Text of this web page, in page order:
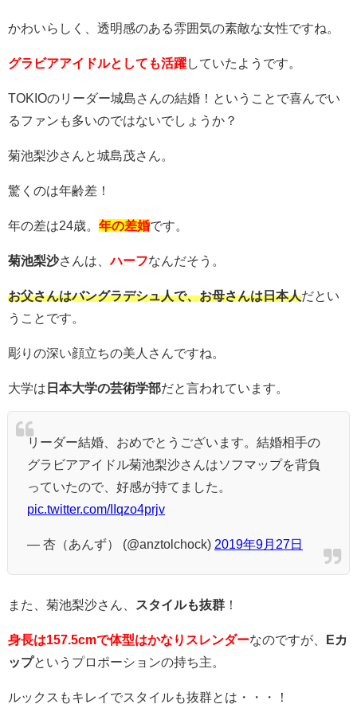
かわいらしく、透明感のある雰囲気の素敵な女性ですね。
グラビアアイドルとしても活躍していたようです。
TOKIOのリーダー城島さんの結婚！ということで喜んでい
るファンも多いのではないでしょうか？
菊池梨沙さんと城島茂さん。
驚くのは年齢差！
年の差は24歳。 年の差婚です。
菊池梨沙さんは、 ハーフなんだそう。
お父さんはバングラデシュ人で、お母さんは日本人だとい
うことです。
彫りの深い顔立ちの美人さんですね。
大学は 日本大学の芸術学部だと言われています。
リーダー結婚、おめでとうございます。結婚相手の
グラビアアイドル菊池梨沙さんはソフマップを背負
っていたので、好感が持てました。
pic.twitter.com/IIqzo4prjv
— 杏（あんず） (@anztolchock) 2019年9月27日
また、菊池梨沙さん、 スタイルも抜群 ！
身長は157.5cmで体型はかなりスレンダーなのですが、
Eカ
ップというプロポーションの持ち主。
ルックスもキレイでスタイルも抜群とは・・・！